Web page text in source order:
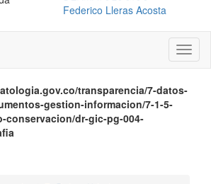
Menú
transparencia/7-datos-
gestion-informacion/7-1-5-
conservacion/dr-gic-pg-004-